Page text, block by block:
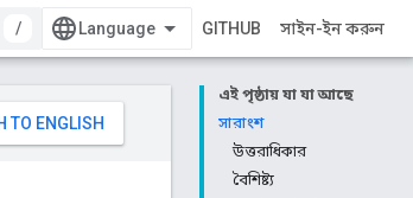
/
GITHUB সাইন-ইন করুন
এই পৃষ্ঠায় যা যা আছে
সারাংশ
উত্তরাধিকার
বৈশিষ্ট্য